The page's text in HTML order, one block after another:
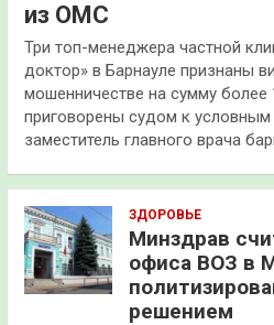
из ОМС
Три топ-менеджера частной
доктор» в Барнауле признаны
мошенничестве на сумму более
приговорены судом к
заместитель главного врача
ЗДОРОВЬЕ
Минздрав
офиса ВОЗ в
решением